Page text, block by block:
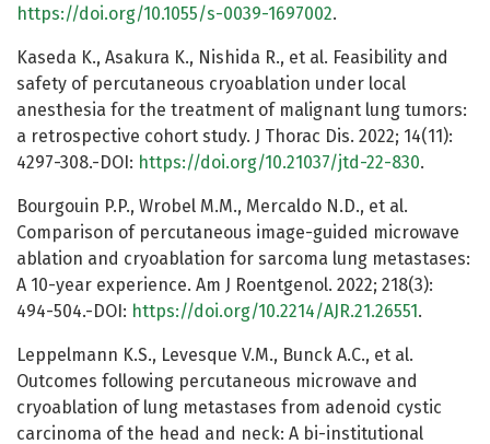
https://doi.org/10.1055/s-0039-1697002.
Kaseda K., Asakura K., Nishida R., et al. Feasibility and
safety of percutaneous cryoablation under local
anesthesia for the treatment of malignant lung tumors:
a retrospective cohort study. J Thorac Dis. 2022; 14(11):
4297-308.-DOI: https://doi.org/10.21037/jtd-22-830.
Bourgouin P.P., Wrobel M.M., Mercaldo N.D., et al.
Comparison of percutaneous image-guided microwave
ablation and cryoablation for sarcoma lung metastases:
A 10-year experience. Am J Roentgenol. 2022; 218(3):
494-504.-DOI: https://doi.org/10.2214/AJR.21.26551 .
Leppelmann K.S., Levesque V.M., Bunck A.C., et al.
Outcomes following percutaneous microwave and
cryoablation of lung metastases from adenoid cystic
carcinoma of the head and neck: A bi-institutional